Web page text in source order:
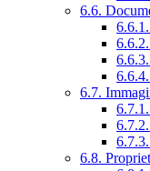
6.6.
6.7.
6.8.